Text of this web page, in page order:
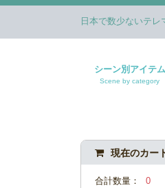
日本で数少ないテ
シーン別アイテム
Scene by category
現在のカー
合計数量：
0